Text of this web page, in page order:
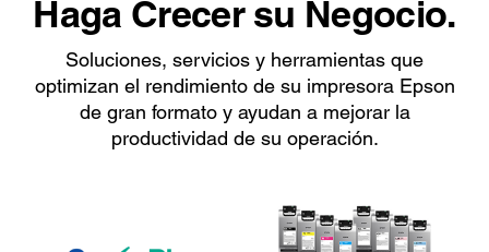
Haga Crecer su Negocio.
Soluciones, servicios y herramientas que
optimizan el rendimiento de su impresora Epson
de gran formato y ayudan a mejorar la
productividad de su operación.